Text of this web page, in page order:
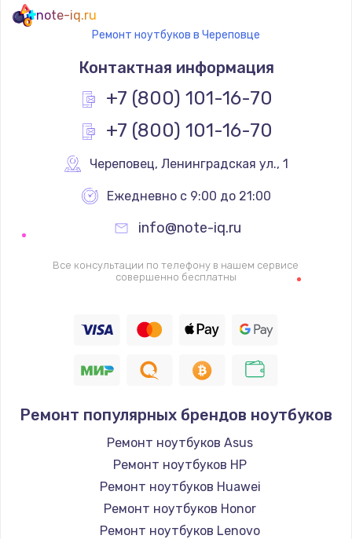
note-iq.ru
Ремонт ноутбуков в Череповце
Контактная информация
+7 (800) 101-16-70
+7 (800) 101-16-70
Череповец, Ленинградская ул., 1
Ежедневно с 9:00 до 21:00
info@note-iq.ru
Все консультации по телефону в нашем сервисе
совершенно бесплатны
Ремонт популярных брендов ноутбуков
Ремонт ноутбуков Asus
Ремонт ноутбуков HP
Ремонт ноутбуков Huawei
Ремонт ноутбуков Honor
Ремонт ноутбуков Lenovo